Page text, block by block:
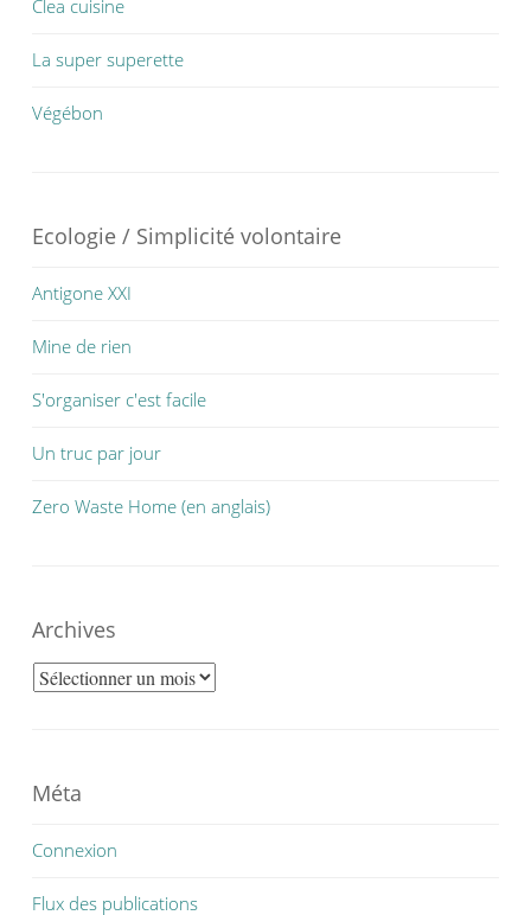
Clea cuisine
La super superette
Végébon
Ecologie / Simplicité volontaire
Antigone XXI
Mine de rien
S'organiser c'est facile
Un truc par jour
Zero Waste Home (en anglais)
Archives
Archives
Méta
Connexion
Flux des publications